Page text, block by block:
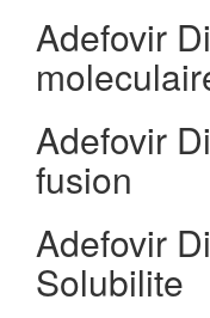
Adefovir
Adefovir
fusion
Adefovir
Solubilite